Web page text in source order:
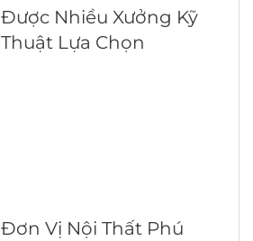
Được Nhiều Xưởng Kỹ
Thuật Lựa Chọn
Đơn Vị Nội Thất Phú